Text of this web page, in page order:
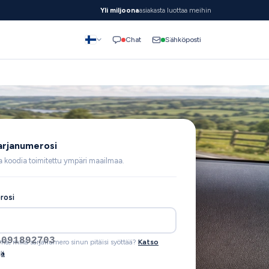
Yli miljoonaasiakasta luottaa meihin
Chat Sähköposti
koodia toimitettu ympäri maailmaa.
mikä sarjanumero sinun pitäisi syöttää? Katso